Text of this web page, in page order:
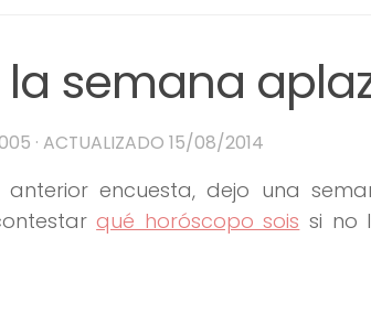
la semana
· ACTUALIZADO 15/08/2014
encuesta, dejo una
qué horóscopo sois si no